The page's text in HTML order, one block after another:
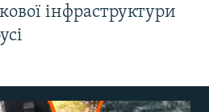
інфраструктури